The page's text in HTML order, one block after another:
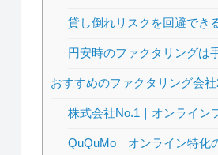
貸し倒れリスクを回避でき
円安時のファクタリングは
おすすめのファクタリング会社
株式会社No.1｜オンライン
QuQuMo｜オンライン特化